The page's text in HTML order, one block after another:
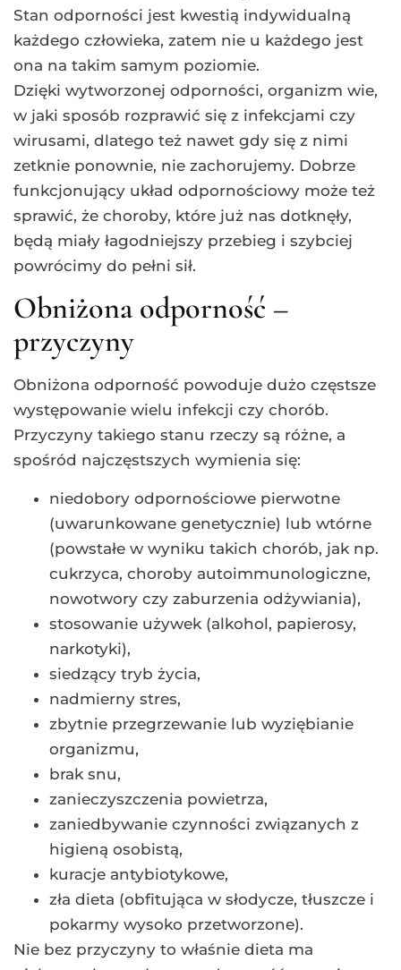
Stan odporności jest kwestią indywidualną
każdego człowieka, zatem nie u każdego jest
ona na takim samym poziomie.
Dzięki wytworzonej odporności, organizm wie,
w jaki sposób rozprawić się z infekcjami czy
wirusami, dlatego też nawet gdy się z nimi
zetknie ponownie, nie zachorujemy. Dobrze
funkcjonujący układ odpornościowy może też
sprawić, że choroby, które już nas dotknęły,
będą miały łagodniejszy przebieg i szybciej
powrócimy do pełni sił.
Obniżona odporność –
przyczyny
Obniżona odporność powoduje dużo częstsze
występowanie wielu infekcji czy chorób.
Przyczyny takiego stanu rzeczy są różne, a
spośród najczęstszych wymienia się:
niedobory odpornościowe pierwotne
(uwarunkowane genetycznie) lub wtórne
(powstałe w wyniku takich chorób, jak np.
cukrzyca, choroby autoimmunologiczne,
nowotwory czy zaburzenia odżywiania),
stosowanie używek (alkohol, papierosy,
narkotyki),
siedzący tryb życia,
nadmierny stres,
zbytnie przegrzewanie lub wyziębianie
organizmu,
brak snu,
zanieczyszczenia powietrza,
zaniedbywanie czynności związanych z
higieną osobistą,
kuracje antybiotykowe,
zła dieta (obfitująca w słodycze, tłuszcze i
pokarmy wysoko przetworzone).
Nie bez przyczyny to właśnie dieta ma